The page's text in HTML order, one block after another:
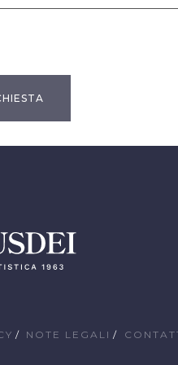
NOTE LEGALI